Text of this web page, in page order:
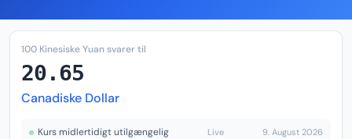
100 Kinesiske Yuan svarer til
20.65
Canadiske Dollar
Kurs midlertidigt utilgængelig Live 9. August 2026